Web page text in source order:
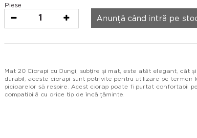
Piese
1 Anunță când intră pe
Mat 20 Ciorapi cu Dungi, subțire și mat, este atât elegant, cât
durabil, aceste ciorapi sunt potrivite pentru utilizare pe termen
picioarelor să respire. Acest ciorap poate fi purtat confortabil
compatibilă cu orice tip de încălțăminte.